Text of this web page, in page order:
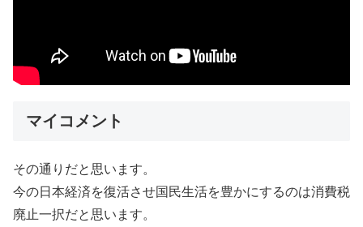
マイコメント
その通りだと思います。
今の日本経済を復活させ国民生活を豊かにするのは消費税
廃止一択だと思います。